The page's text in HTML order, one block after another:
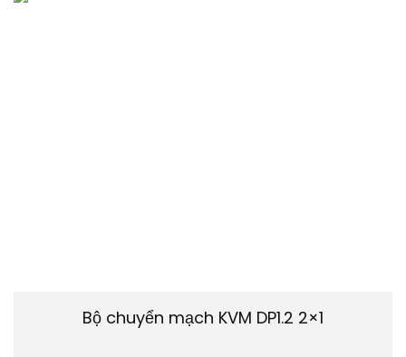
Bộ chuyển mạch KVM DP1.2 2×1